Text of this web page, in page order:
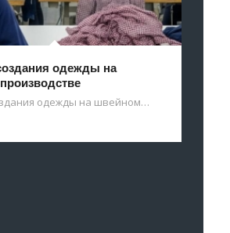
одежды на
одежды на швейном…